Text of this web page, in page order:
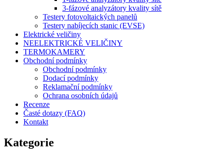
3-fázové analyzátory kvality sítě
Testery fotovoltaických panelů
Testery nabíjecích stanic (EVSE)
Elektrické veličiny
NEELEKTRICKÉ VELIČINY
TERMOKAMERY
Obchodní podmínky
Obchodní podmínky
Dodací podmínky
Reklamační podmínky
Ochrana osobních údajů
Recenze
Časté dotazy (FAQ)
Kontakt
Kategorie